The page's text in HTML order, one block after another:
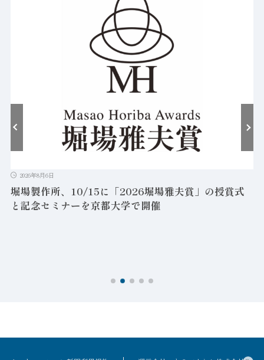
2026年8月6日
堀場製作所、10/15に「2026堀場雅夫賞」の授賞式
と記念セミナーを京都大学で開催